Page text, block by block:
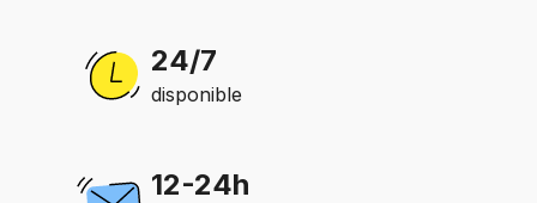
24/7
disponible
12-24h